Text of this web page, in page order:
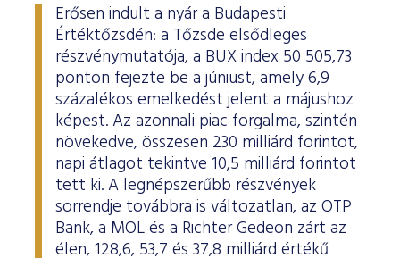
Erősen indult a nyár a Budapesti
Értéktőzsdén: a Tőzsde elsődleges
részvénymutatója, a BUX index 50 505,73
ponton fejezte be a júniust, amely 6,9
százalékos emelkedést jelent a májushoz
képest. Az azonnali piac forgalma, szintén
növekedve, összesen 230 milliárd forintot,
napi átlagot tekintve 10,5 milliárd forintot
tett ki. A legnépszerűbb részvények
sorrendje továbbra is változatlan, az OTP
Bank, a MOL és a Richter Gedeon zárt az
élen, 128,6, 53,7 és 37,8 milliárd értékű